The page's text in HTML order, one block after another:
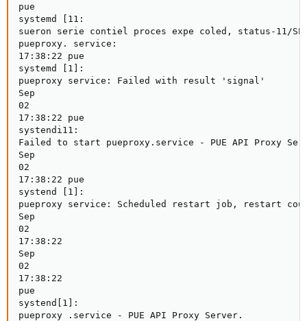
pue
systemd [11:
sueron serie contiel proces expe coled, status-11/
pueproxy. service:
17:38:22 pue
systemd [1]:
pueproxy service: Failed with result 'signal'
Sep
02
17:38:22 pue
systendi11:
Failed to start pueproxy.service - PUE API Proxy
Sep
02
17:38:22 pue
systend [1]:
pueproxy service: Scheduled restart job, restart
Sep
02
17:38:22
Sep
02
17:38:22
pue
systend[1]:
pueproxy .service - PUE API Proxy Server.